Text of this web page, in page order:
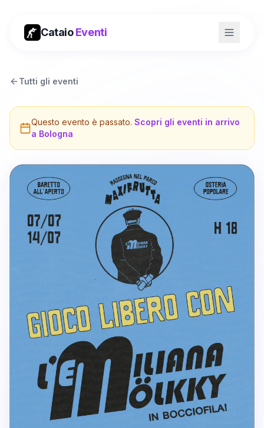
CataioEventi
Tutti gli eventi
Questo evento è passato. Scopri gli eventi in arrivo
a Bologna